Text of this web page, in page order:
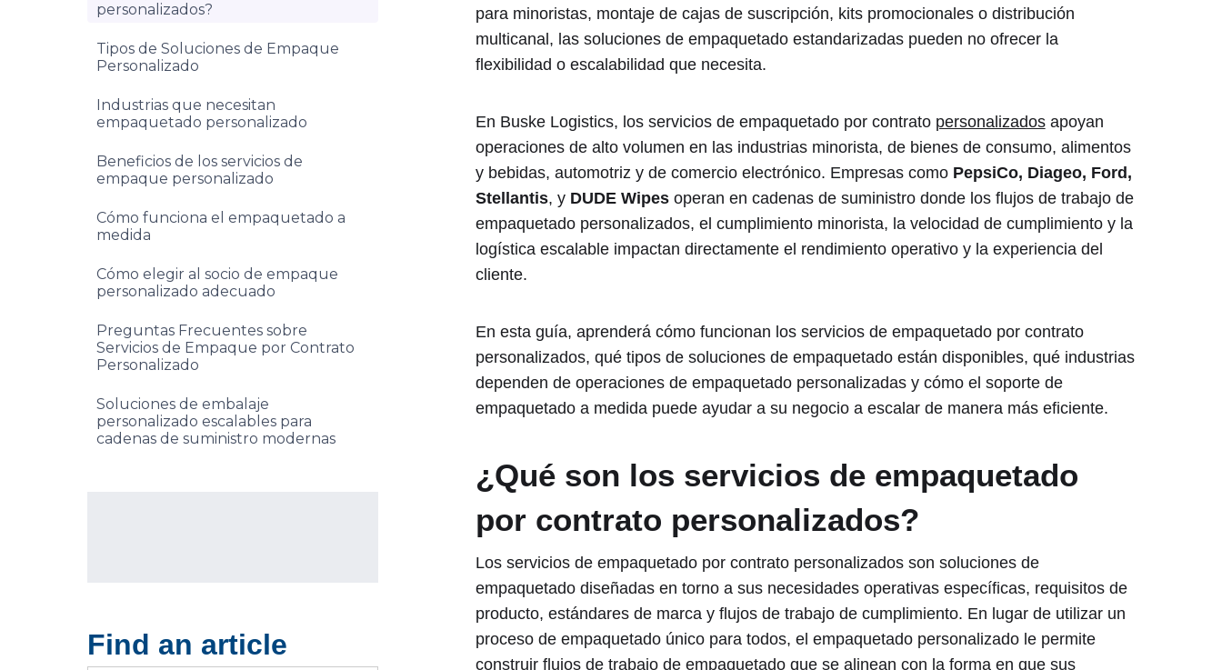
personalizados?
Tipos de Soluciones de Empaque
Personalizado
Industrias que necesitan
empaquetado personalizado
Beneficios de los servicios de
empaque personalizado
Cómo funciona el empaquetado a
medida
Cómo elegir al socio de empaque
personalizado adecuado
Preguntas Frecuentes sobre
Servicios de Empaque por Contrato
Personalizado
Soluciones de embalaje
personalizado escalables para
cadenas de suministro modernas
Find an article
para minoristas, montaje de cajas de suscripción, kits promocionales o distribución
multicanal, las soluciones de empaquetado estandarizadas pueden no ofrecer la
flexibilidad o escalabilidad que necesita.
En Buske Logistics, los servicios de empaquetado por contrato personalizadosapoyan
operaciones de alto volumen en las industrias minorista, de bienes de consumo, alimentos
y bebidas, automotriz y de comercio electrónico. Empresas como PepsiCo, Diageo, Ford,
Stellantis, y DUDE Wipesoperan en cadenas de suministro donde los flujos de trabajo de
empaquetado personalizados, el cumplimiento minorista, la velocidad de cumplimiento y la
logística escalable impactan directamente el rendimiento operativo y la experiencia del
cliente.
En esta guía, aprenderá cómo funcionan los servicios de empaquetado por contrato
personalizados, qué tipos de soluciones de empaquetado están disponibles, qué industrias
dependen de operaciones de empaquetado personalizadas y cómo el soporte de
empaquetado a medida puede ayudar a su negocio a escalar de manera más eficiente.
¿Qué son los servicios de empaquetado
por contrato personalizados?
Los servicios de empaquetado por contrato personalizados son soluciones de
empaquetado diseñadas en torno a sus necesidades operativas específicas, requisitos de
producto, estándares de marca y flujos de trabajo de cumplimiento. En lugar de utilizar un
proceso de empaquetado único para todos, el empaquetado personalizado le permite
construir flujos de trabajo de empaquetado que se alinean con la forma en que sus